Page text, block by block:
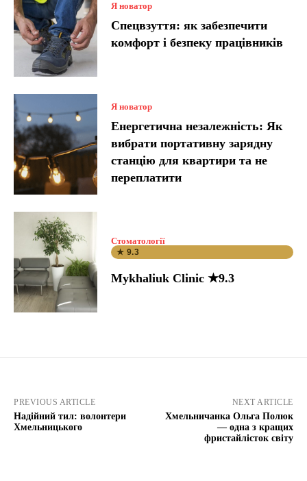
Я новатор
Спецвзуття: як забезпечити
комфорт і безпеку працівників
Я новатор
Енергетична незалежність: Як
вибрати портативну зарядну
станцію для квартири та не
переплатити
Стоматології
★ 9.3
Mykhaliuk Clinic ★9.3
PREVIOUS ARTICLE
Надійний тил: волонтери
Хмельницького
NEXT ARTICLE
Хмельничанка Ольга Полюк
— одна з кращих
фристайлісток світу